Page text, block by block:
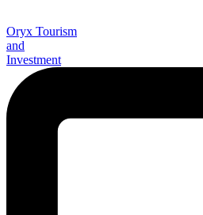
Oryx Tourism
and
Investment